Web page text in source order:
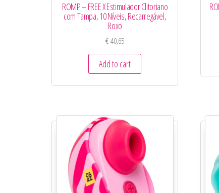
ROMP – FREE X Estimulador Clitoriano
com Tampa, 10 Níveis, Recarregável,
Roxo
€40,65
Add to cart